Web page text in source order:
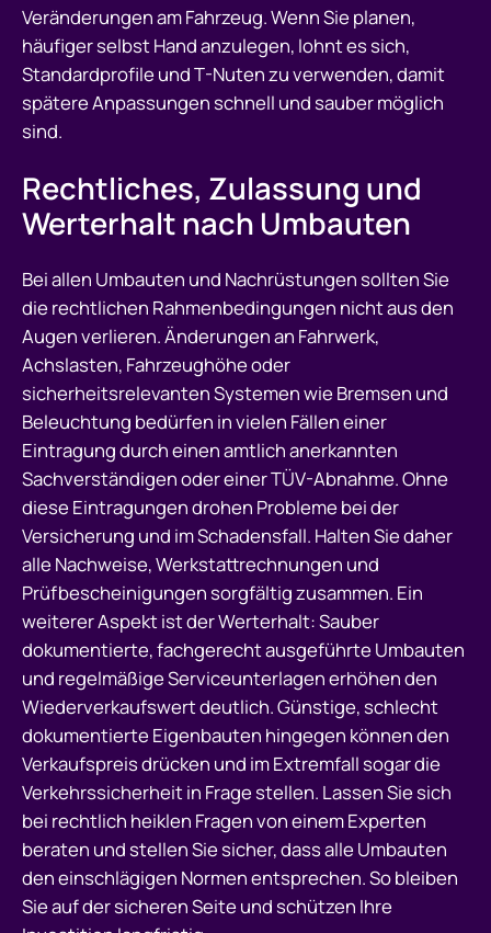
Veränderungen am Fahrzeug. Wenn Sie planen,
häufiger selbst Hand anzulegen, lohnt es sich,
Standardprofile und T-Nuten zu verwenden, damit
spätere Anpassungen schnell und sauber möglich
sind.
Rechtliches, Zulassung und
Werterhalt nach Umbauten
Bei allen Umbauten und Nachrüstungen sollten Sie
die rechtlichen Rahmenbedingungen nicht aus den
Augen verlieren. Änderungen an Fahrwerk,
Achslasten, Fahrzeughöhe oder
sicherheitsrelevanten Systemen wie Bremsen und
Beleuchtung bedürfen in vielen Fällen einer
Eintragung durch einen amtlich anerkannten
Sachverständigen oder einer TÜV-Abnahme. Ohne
diese Eintragungen drohen Probleme bei der
Versicherung und im Schadensfall. Halten Sie daher
alle Nachweise, Werkstattrechnungen und
Prüfbescheinigungen sorgfältig zusammen. Ein
weiterer Aspekt ist der Werterhalt: Sauber
dokumentierte, fachgerecht ausgeführte Umbauten
und regelmäßige Serviceunterlagen erhöhen den
Wiederverkaufswert deutlich. Günstige, schlecht
dokumentierte Eigenbauten hingegen können den
Verkaufspreis drücken und im Extremfall sogar die
Verkehrssicherheit in Frage stellen. Lassen Sie sich
bei rechtlich heiklen Fragen von einem Experten
beraten und stellen Sie sicher, dass alle Umbauten
den einschlägigen Normen entsprechen. So bleiben
Sie auf der sicheren Seite und schützen Ihre